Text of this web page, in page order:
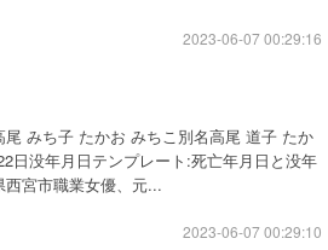
2023-06-07 00:29:16
みち子 たかお みちこ別名高尾 道子 たか
日没年月日テンプレート:死亡年月日と没年
宮市職業女優、元...
2023-06-07 00:29:10